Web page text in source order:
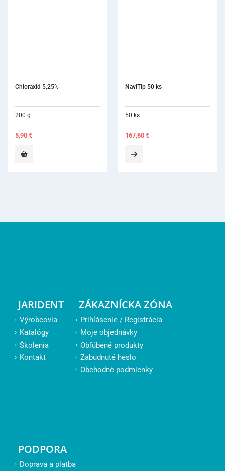
Chloraxid 5,25%
200 g
5,90 €
NaviTip 50 ks
50 ks
167,60 €
JARIDENT
Výrobcovia
Katalógy
Školenia
Kontakt
ZÁKAZNÍCKA ZÓNA
Prihlásenie / Registrácia
Moje objednávky
Obľúbené produkty
Zabudnuté heslo
Obchodné podmienky
PODPORA
Doprava a platba